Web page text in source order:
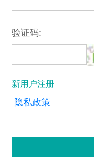
验证码:
新用户注册
隐私政策